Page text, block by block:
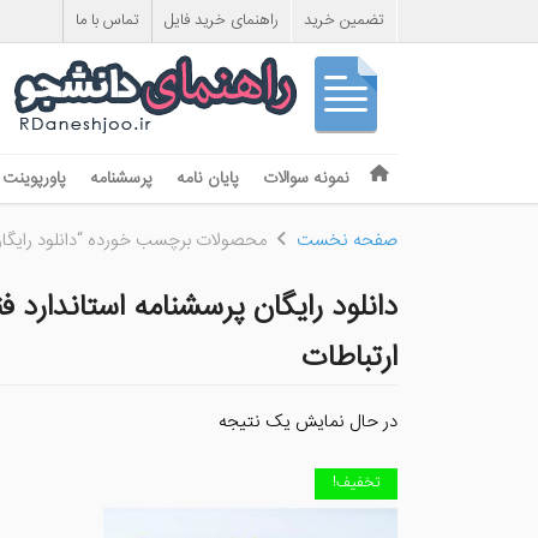
تضمین خرید راهنمای خرید فایل تماس با ما
Menu
Skip to content
نمونه سوالات پایان نامه پرسشنامه پاورپوینت
صفحه نخست محصولات برچسب خورده “دانلود
دانلود رایگان پرسشنامه
ارتباطات
در حال نمایش یک نتیجه
تخفیف!